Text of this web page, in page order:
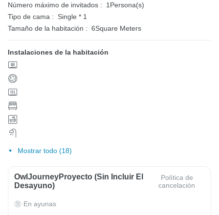
Número máximo de invitados :
1Persona(s)
Tipo de cama :
Single * 1
Tamaño de la habitación : 6Square Meters
Instalaciones de la habitación
Mostrar todo (18)
OwlJourneyProyecto (sin Incluir El
Desayuno)
Política de
cancelación
En ayunas